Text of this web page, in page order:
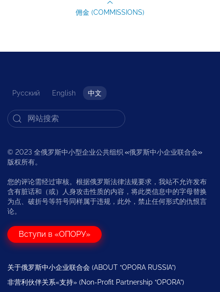
佣金 (COMMISSIONS)
Русский English 中文
© 2023 全俄罗斯中小型企业公共组织 «俄罗斯中小企业联合会»
版权所有。
您的评论需经过审核。根据俄罗斯法律法规要求，我站不允许发布
含有脏话和（或）人身攻击性质的内容，将此类信息中的字母替换
为点、破折号等符号同样属于违规，此外，禁止任何形式的仇恨言
论。
Вступи в «ОПОРУ»
关于俄罗斯中小企业联合会 (ABOUT “OPORA RUSSIA”)
非营利伙伴关系«支持» (Non-Profit Partnership “OPORA”)